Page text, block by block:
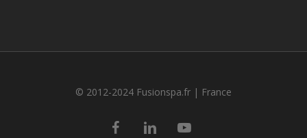
© 2012-2024 Fusionspa.fr | France
facebooklinkedin youtube